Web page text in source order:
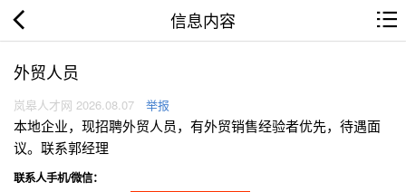
信息内容
外贸人员
岚皋人才网 2026.08.07 举报
本地企业，现招聘外贸人员，有外贸销售经验者优先，待遇面
议。联系郭经理
联系人手机/微信：